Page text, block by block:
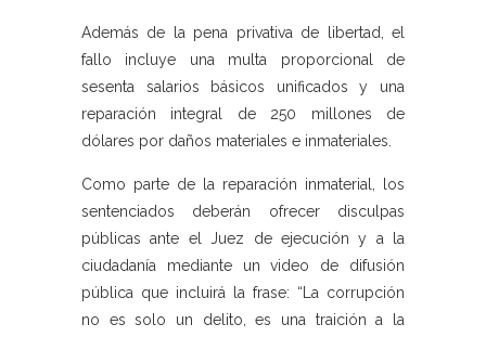
Además de la pena privativa de libertad, el
fallo incluye una multa proporcional de
sesenta salarios básicos unificados y una
reparación integral de 250 millones de
dólares por daños materiales e inmateriales.
Como parte de la reparación inmaterial, los
sentenciados deberán ofrecer disculpas
públicas ante el Juez de ejecución y a la
ciudadanía mediante un video de difusión
pública que incluirá la frase: “La corrupción
no es solo un delito, es una traición a la